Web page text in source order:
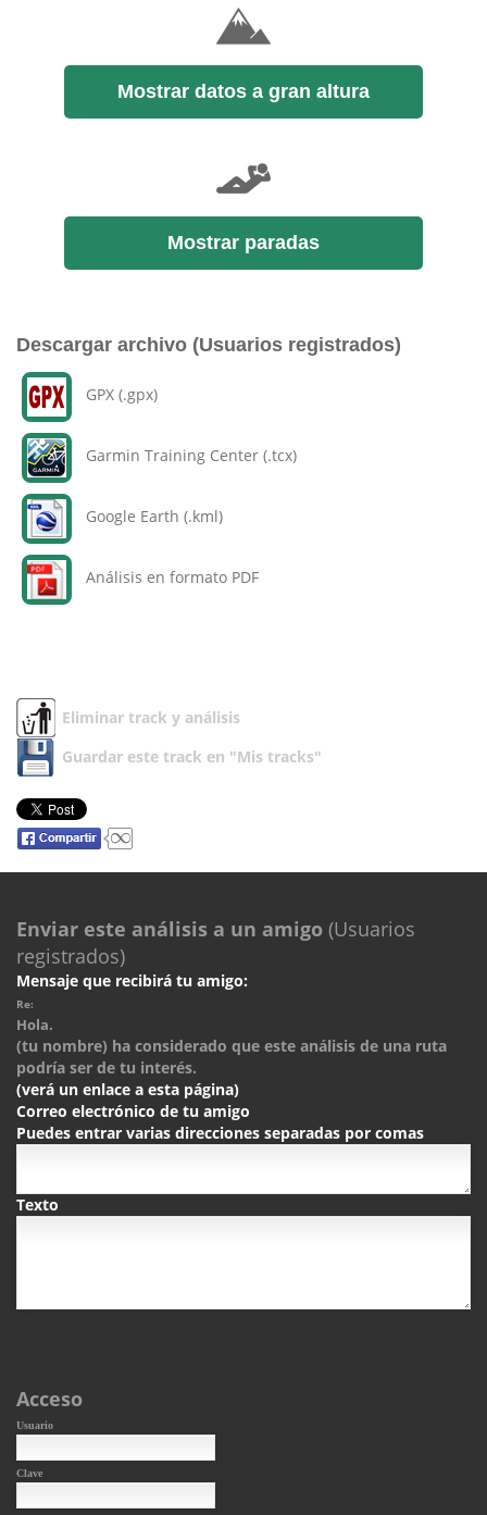
Mostrar datos a gran altura
Mostrar paradas
Descargar archivo (Usuarios registrados)
GPX (.gpx)
Garmin Training Center (.tcx)
Google Earth (.kml)
Análisis en formato PDF
Eliminar track y análisis
Guardar este track en "Mis tracks"
Enviar este análisis a un amigo (Usuarios
registrados)
Mensaje que recibirá tu amigo:
Re:
Hola.
(tu nombre) ha considerado que este análisis de una ruta
podría ser de tu interés.
(verá un enlace a esta página)
Correo electrónico de tu amigo
Puedes entrar varias direcciones separadas por comas
Texto
Acceso
Usuario
Clave